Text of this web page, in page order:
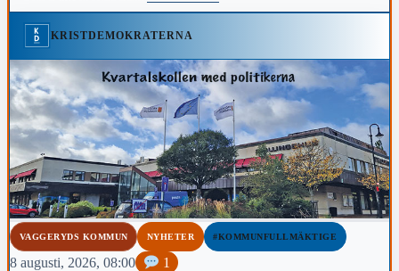
KRISTDEMOKRATERNA
VAGGERYDS KOMMUN NYHETER #KOMMUNFULLMÄKTIGE
8 augusti, 2026, 08:00 1